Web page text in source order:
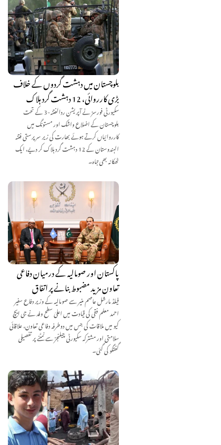
بلوچستان میں دہشت گردوں کے خلاف
بڑی کارروائی، 12 دہشت گرد ہلاک
سکیورٹی فورسز نے آپریشن ردالفتنہ-3 کے تحت
بلوچستان کے اضلاع واشک اور مستونگ میں
کارروائیاں کرتے ہوئے بھارت کی زیر سرپرستی فتنہ
الہندوستان کے 12 دہشت گرد ہلاک کر دیے، ایک
ٹھکانہ بھی تباہ۔
پاکستان اور صومالیہ کے درمیان دفاعی
تعاون مزید مضبوط بنانے پر اتفاق
فیلڈ مارشل عاصم منیر سے صومالیہ کے وزیر دفاع سفیر
احمد معلم فقی کی قیادت میں اعلیٰ سطح وفد نے جی ایچ
کیو میں ملاقات کی جس میں دوطرفہ دفاعی تعاون، علاقائی
سلامتی اور مشترکہ سکیورٹی چیلنجز سے نمٹنے پر تفصیلی
گفتگو کی گئی۔